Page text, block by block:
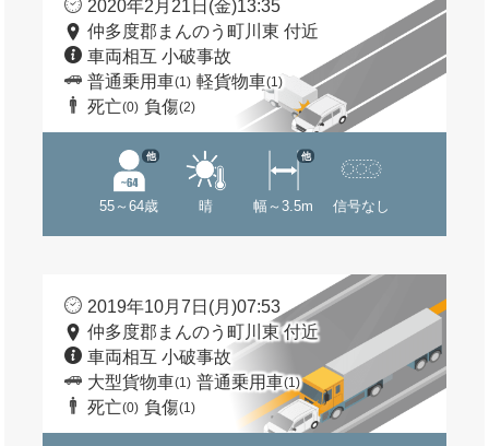
2020年2月21日(金)13:35
仲多度郡まんのう町川東 付近
車両相互 小破事故
普通乗用車(1) 軽貨物車(1)
死亡(0) 負傷(2)
55～64歳
他
晴 幅～3.5m
他
信号なし
2019年10月7日(月)07:53
仲多度郡まんのう町川東 付近
車両相互 小破事故
大型貨物車(1) 普通乗用車(1)
死亡(0) 負傷(1)